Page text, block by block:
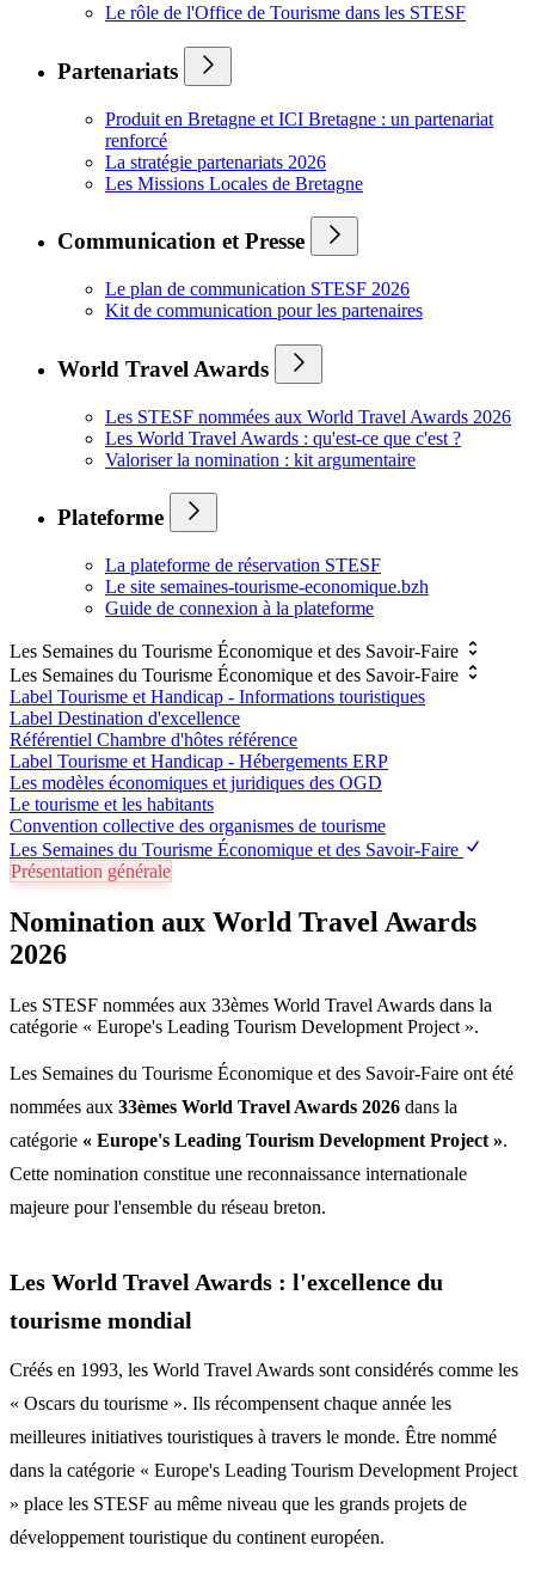
Le rôle de l'Office de Tourisme dans les STESF
Partenariats
Produit en Bretagne et ICI Bretagne : un partenariat
renforcé
La stratégie partenariats 2026
Les Missions Locales de Bretagne
Communication et Presse
Le plan de communication STESF 2026
Kit de communication pour les partenaires
World Travel Awards
Les STESF nommées aux World Travel Awards 2026
Les World Travel Awards : qu'est-ce que c'est ?
Valoriser la nomination : kit argumentaire
Plateforme
La plateforme de réservation STESF
Le site semaines-tourisme-economique.bzh
Guide de connexion à la plateforme
Les Semaines du Tourisme Économique et des Savoir-Faire
Les Semaines du Tourisme Économique et des Savoir-Faire
Label Tourisme et Handicap - Informations touristiques
Label Destination d'excellence
Référentiel Chambre d'hôtes référence
Label Tourisme et Handicap - Hébergements ERP
Les modèles économiques et juridiques des OGD
Le tourisme et les habitants
Convention collective des organismes de tourisme
Les Semaines du Tourisme Économique et des Savoir-Faire
Présentation générale
Nomination aux World Travel Awards
2026
Les STESF nommées aux 33èmes World Travel Awards dans la
catégorie « Europe's Leading Tourism Development Project ».
Les Semaines du Tourisme Économique et des Savoir-Faire ont été
nommées aux 33èmes World Travel Awards 2026 dans la
catégorie « Europe's Leading Tourism Development Project ».
Cette nomination constitue une reconnaissance internationale
majeure pour l'ensemble du réseau breton.
Les World Travel Awards : l'excellence du
tourisme mondial
Créés en 1993, les World Travel Awards sont considérés comme les
« Oscars du tourisme ». Ils récompensent chaque année les
meilleures initiatives touristiques à travers le monde. Être nommé
dans la catégorie « Europe's Leading Tourism Development Project
» place les STESF au même niveau que les grands projets de
développement touristique du continent européen.